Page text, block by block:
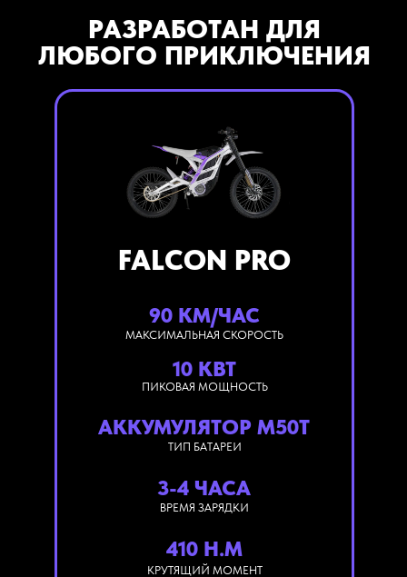
КРУТЯЩИЙ МОМЕНТ
410 Н.М
3-4 ЧАСА
ВРЕМЯ ЗАРЯДКИ
АККУМУЛЯТОР M50T
ТИП БАТАРЕИ
10 КВТ
ПИКОВАЯ МОЩНОСТЬ
90 КМ/ЧАС
МАКСИМАЛЬНАЯ СКОРОСТЬ
FALCON PRO
РАЗРАБОТАН ДЛЯ
ЛЮБОГО ПРИКЛЮЧЕНИЯ